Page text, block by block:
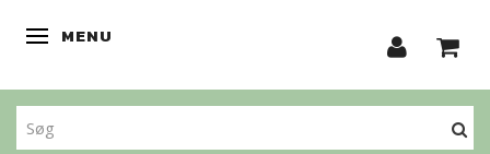
SKIFTE NAVIGATION
MENU